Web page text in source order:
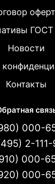
ГОСТ
Новости
Контакты
000-
2-
000-
000-